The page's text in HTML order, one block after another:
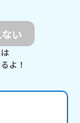
ない
よ！